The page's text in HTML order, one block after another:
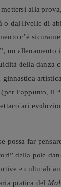
alla prova,
o dal livello di
c’è
un allenamento
della danza
l’appunto, il
possa far
della pole
e culturali
pratica del